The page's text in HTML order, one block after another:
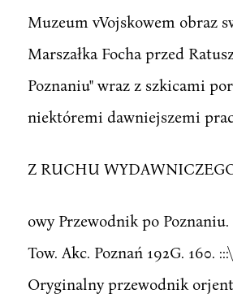
Muzeum vVojskowem obraz
Marszałka Focha przed
Poznaniu" wraz z szkicami
niektóremi dawniejszemi
Z RUCHU
owy Przewodnik po Poznaniu.
Tow. Akc. Poznań 192G. 160.
Oryginalny przewodnik